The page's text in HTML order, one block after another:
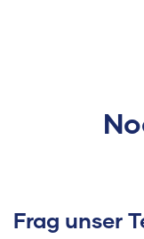
Frag unser